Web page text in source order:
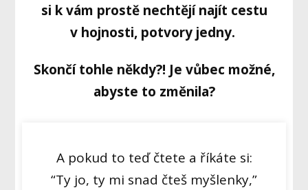
si k vám prostě nechtějí najít cestu
v hojnosti, potvory jedny.
Skončí tohle někdy?! Je vůbec možné,
abyste to změnila?
A pokud to teď čtete a říkáte si:
“Ty jo, ty mi snad čteš myšlenky,”